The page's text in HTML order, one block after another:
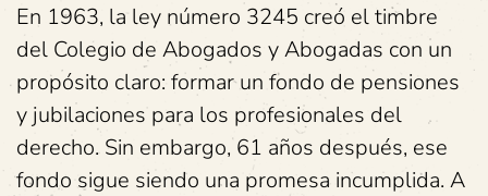
En 1963, la ley número 3245 creó el timbre
del Colegio de Abogados y Abogadas con un
propósito claro: formar un fondo de pensiones
y jubilaciones para los profesionales del
derecho. Sin embargo, 61 años después, ese
fondo sigue siendo una promesa incumplida. A